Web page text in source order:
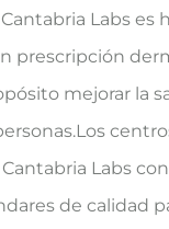
Labs es
prescripción
mejorar la
Labs
de calidad